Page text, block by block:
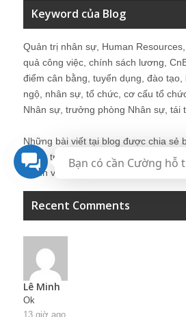
Keyword của Blog
Quản trị nhân sự, Human
quả công việc, chính sách lương,
điểm cân bằng, tuyển dụng, đào
ngộ, nhân sự, tổ chức, cơ cấu tổ
Nhân sự, trưởng phòng Nhân sự, tái
Những bài viết tại blog được chia sẻ
Quản trị Nhân sự Nguyễn Hùng
thành viên khác trong cộng đồng
Recent Comments
Lê Minh
Ok
13 giờ ago
Bạn có cần Cường hỗ